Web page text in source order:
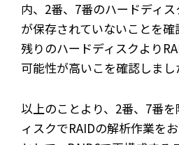
内、2番、7番のハードディ
が保存されていないことを確
残りのハードディスクより
可能性が高いこを確認しまし
以上のことより、2番、7番
ィスクでRAIDの解析作業を